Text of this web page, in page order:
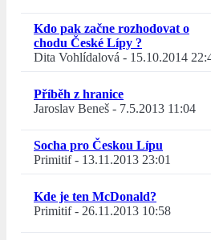
Kdo pak začne rozhodovat o
chodu České Lípy ?
Dita Vohlídalová - 15.10.2014
Příběh z hranice
Jaroslav Beneš - 7.5.2013 11:04
Socha pro Českou Lípu
Primitif- 13.11.2013 23:01
Kde je ten McDonald?
Primitif- 26.11.2013 10:58